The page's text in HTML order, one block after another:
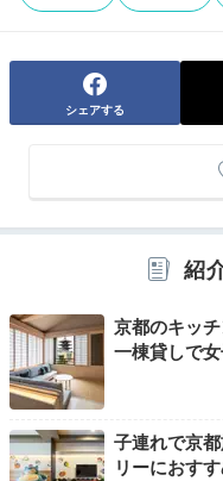
08:00
京都の朝を満喫
朝ごはんの買い
シェアする
紹
京都のキッ
一棟貸しで
子連れで京
リーにおす